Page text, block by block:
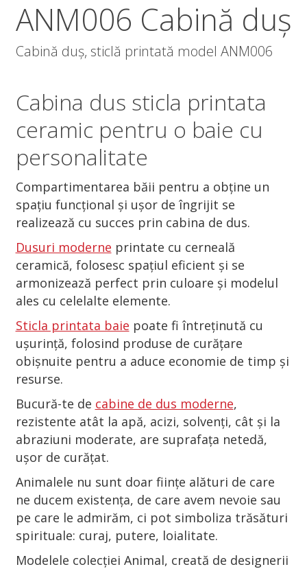
ANM006 Cabină duș
Cabină duș, sticlă printată model ANM006
Cabina dus sticla printata
ceramic pentru o baie cu
personalitate
Compartimentarea băii pentru a obține un
spațiu funcțional și ușor de îngrijit se
realizează cu succes prin cabina de dus.
Dusuri moderne printate cu cerneală
ceramică, folosesc spațiul eficient și se
armonizează perfect prin culoare și modelul
ales cu celelalte elemente.
Sticla printata baie poate fi întreținută cu
ușurință, folosind produse de curățare
obișnuite pentru a aduce economie de timp și
resurse.
Bucură-te de cabine de dus moderne,
rezistente atât la apă, acizi, solvenți, cât și la
abraziuni moderate, are suprafața netedă,
ușor de curățat.
Animalele nu sunt doar ființe alături de care
ne ducem existența, de care avem nevoie sau
pe care le admirăm, ci pot simboliza trăsături
spirituale: curaj, putere, loialitate.
Modelele colecției Animal, creată de designerii